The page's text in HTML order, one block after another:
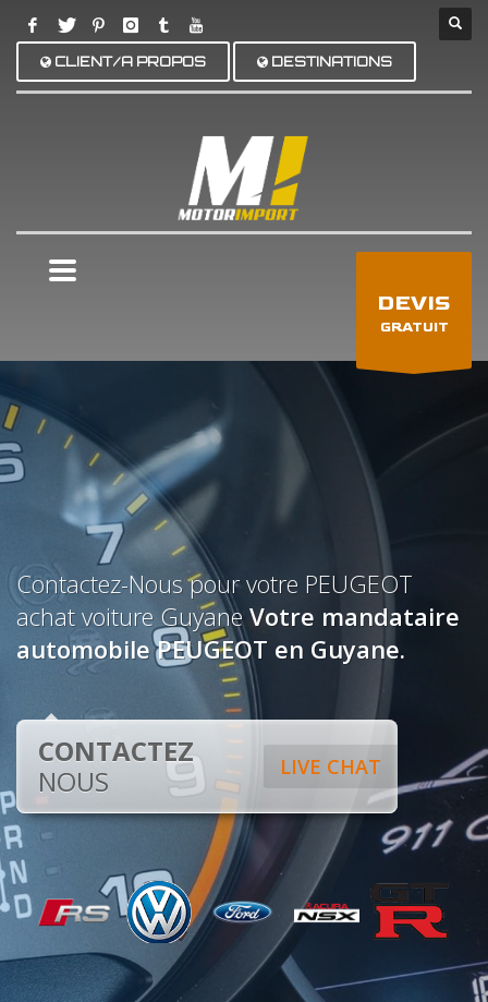
CLIENT/A PROPOS DESTINATIONS
DEVIS
GRATUIT
Contactez-Nous pour votre PEUGEOT
achat voiture GuyaneVotre mandataire
automobile PEUGEOT en Guyane.
LIVE CHAT
CONTACTEZ
NOUS